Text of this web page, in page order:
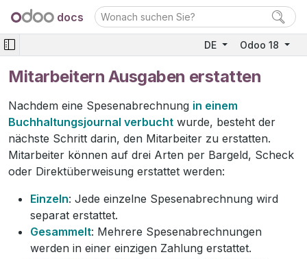
docs
DE Odoo 18
Mitarbeitern Ausgaben erstatten
Nachdem eine Spesenabrechnung in einem
Buchhaltungsjournal verbucht wurde, besteht der
nächste Schritt darin, den Mitarbeiter zu erstatten.
Mitarbeiter können auf drei Arten per Bargeld, Scheck
oder Direktüberweisung erstattet werden:
Einzeln: Jede einzelne Spesenabrechnung wird
separat erstattet.
Gesammelt: Mehrere Spesenabrechnungen
werden in einer einzigen Zahlung erstattet.